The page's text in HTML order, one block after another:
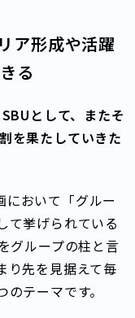
ア形成や活躍
る
として、またそ
を果たしていきた
おいて「グルー
て挙げられている
グループの柱と言
り先を見据えて毎
テーマです。